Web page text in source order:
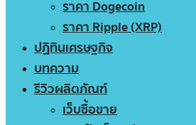
ราคา Dogecoin
ราคา Ripple (XRP)
ปฏิทินเศรษฐกิจ
บทความ
รีวิวผลิตภัณฑ์
เว็บซื้อขาย